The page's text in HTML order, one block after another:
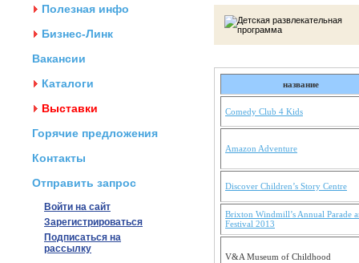
Полезная инфо
Бизнес-Линк
Вакансии
Каталоги
Выставки
Горячие предложения
Контакты
Отправить запрос
Войти на сайт
Зарегистрироваться
Подписаться на
рассылку
название
Comedy Club 4 Kids
Amazon Adventure
Discover Children’s Story Centre
Brixton Windmill’s Annual Parade
Festival 2013
V&A Museum of Childhood